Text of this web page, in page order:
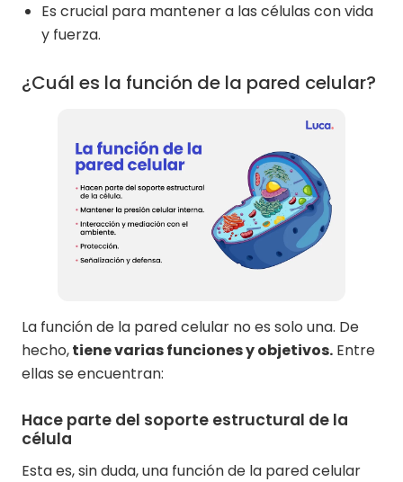
Es crucial para mantener a las células con vida
y fuerza.
¿Cuál es la función de la pared celular?
La función de la pared celular no es solo una. De
hecho,tiene varias funciones y objetivos. Entre
ellas se encuentran:
Hace parte del soporte estructural de la
célula
Esta es, sin duda, una función de la pared celular